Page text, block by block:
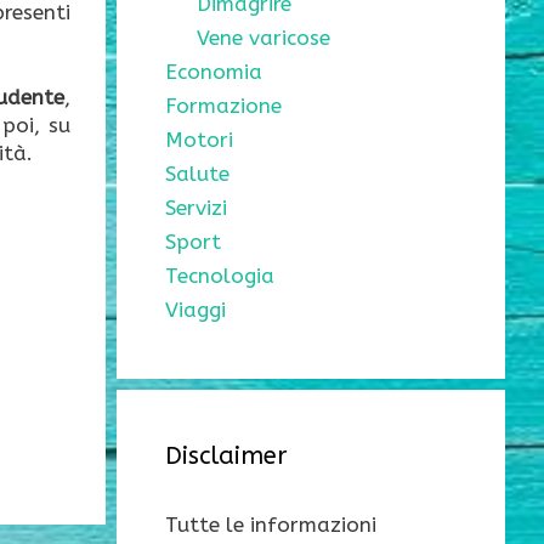
,
su
Vene varicose
Economia
Formazione
Motori
Salute
Servizi
Sport
Tecnologia
Viaggi
Disclaimer
Tutte le informazioni